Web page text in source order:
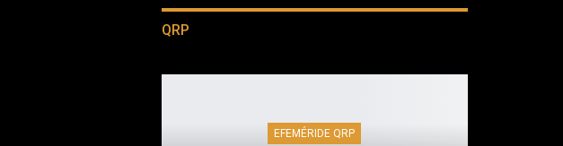
QRP
EFEMÉRIDE QRP